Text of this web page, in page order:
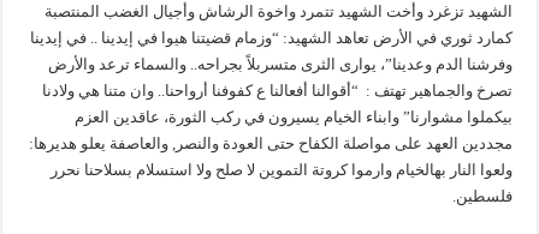
الشهيد تزغرد وأخت الشهيد تتمرد واخوة الرشاش وأجيال الغضب المنتصبة
كمارد ثوري في الأرض تعاهد الشهيد: “وزمام قضيتنا هيوا في إيدينا .. في إيدينا
وفرشنا الدم وعدينا”، يوارى الثرى متسربلاً بجراحه.. والسماء ترعد والأرض
تصرخ والجماهير تهتف : “أقوالنا أفعالنا ع كفوفنا أرواحنا.. وان متنا هي ولادنا
بيكملوا مشوارنا” وابناء الخيام يسيرون في ركب الثورة، عاقدين العزم
مجددين العهد على مواصلة الكفاح حتى العودة والنصر, والعاصفة يعلو هديرها:
ولعوا النار بهالخيام وارموا كروتة التموين لا صلح ولا استسلام بسلاحنا نحرر
فلسطين.